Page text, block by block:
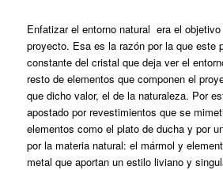
Enfatizar el entorno natural era el
proyecto. Esa es la razón por la que este
constante del cristal que deja ver el
resto de elementos que componen el
que dicho valor, el de la naturaleza. Por
apostado por revestimientos que se
elementos como el plato de ducha y por
por la materia natural: el mármol y
metal que aportan un estilo liviano y